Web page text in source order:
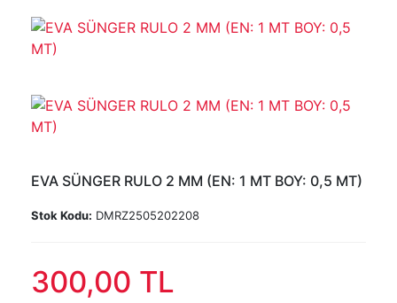
EVA SÜNGER RULO 2 MM (EN: 1 MT BOY: 0,5 MT)
Stok Kodu: DMRZ2505202208
300,00 TL